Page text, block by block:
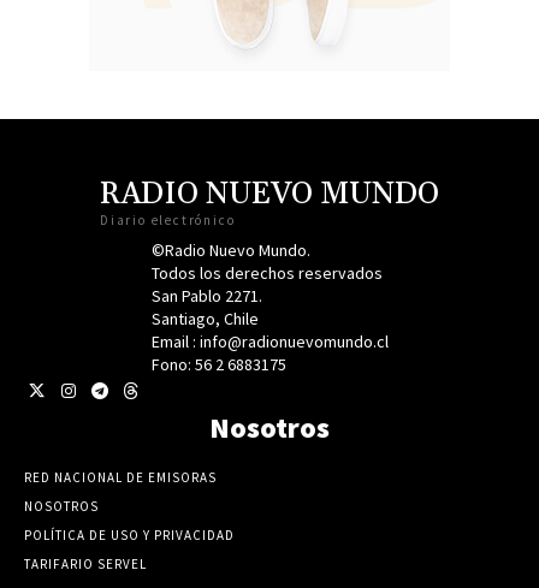
RADIO NUEVO MUNDO
Diario electrónico
©Radio Nuevo Mundo.
Todos los derechos reservados
San Pablo 2271.
Santiago, Chile
Email : info@radionuevomundo.cl
Fono: 56 2 6883175
Nosotros
RED NACIONAL DE EMISORAS
NOSOTROS
POLÍTICA DE USO Y PRIVACIDAD
TARIFARIO SERVEL